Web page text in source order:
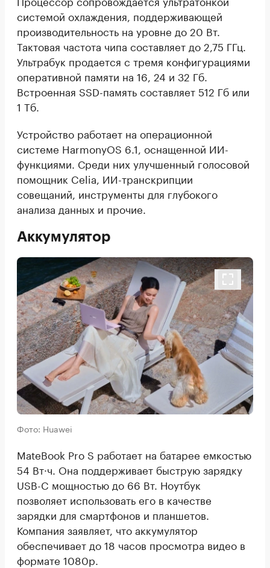
системой охлаждения, поддерживающей
производительность на уровне до 20 Вт.
Тактовая частота чипа составляет до 2,75 ГГц.
Ультрабук продается с тремя конфигурациями
оперативной памяти на 16, 24 и 32 Гб.
Встроенная SSD-память составляет 512 Гб или
1 Тб.
Устройство работает на операционной
системе HarmonyOS 6.1, оснащенной ИИ-
функциями. Среди них улучшенный голосовой
помощник Celia, ИИ-транскрипции
совещаний, инструменты для глубокого
анализа данных и прочие.
Аккумулятор
Фото: Huawei
MateBook Pro S работает на батарее емкостью
54 Вт·ч. Она поддерживает быструю зарядку
USB-C мощностью до 66 Вт. Ноутбук
позволяет использовать его в качестве
зарядки для смартфонов и планшетов.
Компания заявляет, что аккумулятор
обеспечивает до 18 часов просмотра видео в
формате 1080p.